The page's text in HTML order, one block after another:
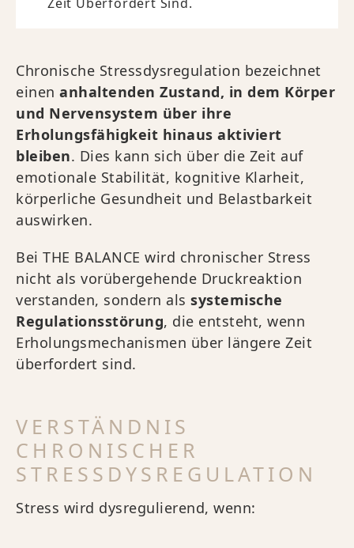
Chronische Stressdysregulation bezeichnet
einen anhaltenden Zustand, in dem Körper
und Nervensystem über ihre
Erholungsfähigkeit hinaus aktiviert
bleiben. Dies kann sich über die Zeit auf
emotionale Stabilität, kognitive Klarheit,
körperliche Gesundheit und Belastbarkeit
auswirken.
Bei THE BALANCE wird chronischer Stress
nicht als vorübergehende Druckreaktion
verstanden, sondern als systemische
Regulationsstörung, die entsteht, wenn
Erholungsmechanismen über längere Zeit
überfordert sind.
VERSTÄNDNIS
CHRONISCHER
STRESSDYSREGULATION
Stress wird dysregulierend, wenn: